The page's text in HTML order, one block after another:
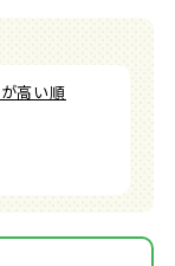
高い順